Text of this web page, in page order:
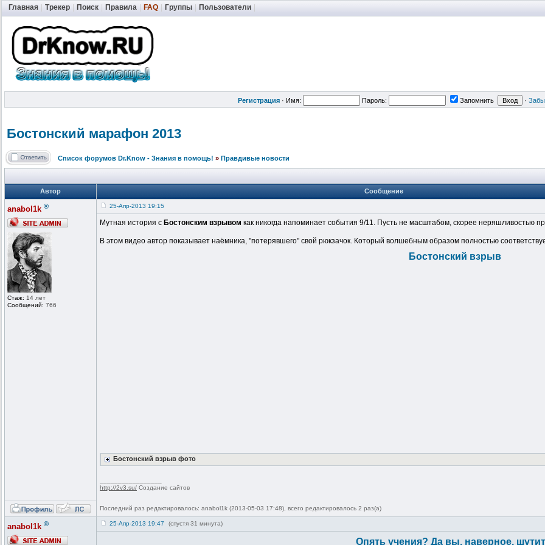
Главная Трекер Поиск Правила FAQ Группы Пользователи
Регистрация · Имя: Пароль: Запомнить ·
Бостонский марафон 2013
Список форумов Dr.Know - Знания в помощь! » Правдивые новости
Автор Сообщение
anabol1k ®
Стаж: 14 лет
Сообщений: 766
25-Апр-2013 19:15
Мутная история с Бостонским взрывом как никогда напоминает события 9/11. Пусть не масштабом, скорее неряшливостью
В этом видео автор показывает наёмника, "потерявшего" свой рюкзачок. Который волшебным образом полностью
Бостонский взрыв
Бостонский взрыв фото
http://2v3.su/ Создание сайтов
Последний раз редактировалось: anabol1k (2013-05-03 17:48), всего редактировалось 2 раз(а)
anabol1k ® 25-Апр-2013 19:47 (спустя 31 минута)
Опять учения? Да вы, наверное,